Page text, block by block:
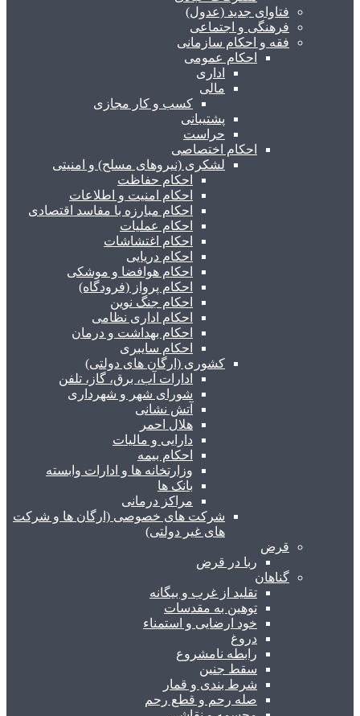
فتاوای جدید (عدول)
فرهنگی و اجتماعی
فقه و احکام سازمانی
احکام عمومی
اداری
مالی
کسب و کار مجازی
پشتیبانی
حراست
احکام اختصاصی
لشکری (نیروهای مسلح) و امنیتی
احکام حفاظت
احکام امنیت و اطلاعات
احکام مبارزه با مفاسد اقتصادی
احکام عملیات
احکام اغتشاشات
احکام دریایی
احکام هوافضا و موشکی
احکام پرواز (فرودگاه)
احکام جنگ نوین
احکام اداری نظامی
احکام بهداشت و درمان
احکام سایبری
کشوری (ارگان های دولتی)
ادارات آب، برق، گاز، تلفن
شورای شهر و شهرداری
آتش نشانی
هلال احمر
دارایی و مالیات
احکام بیمه
وزارتخانه ها و ادارات وابسته
بانک ها
مراکز درمانی
شرکت های خصوصی (ارگان ها و شرکت
های غیر دولتی)
قرض
ربا در قرض
گناهان
تقلید از غرب و بیگانه
توهین به مقدسات
خود ارضایی و استمناء
دروغ
رابطه نامشروع
سقط جنین
شرط بندی و قمار
صله رحم و قطع رحم